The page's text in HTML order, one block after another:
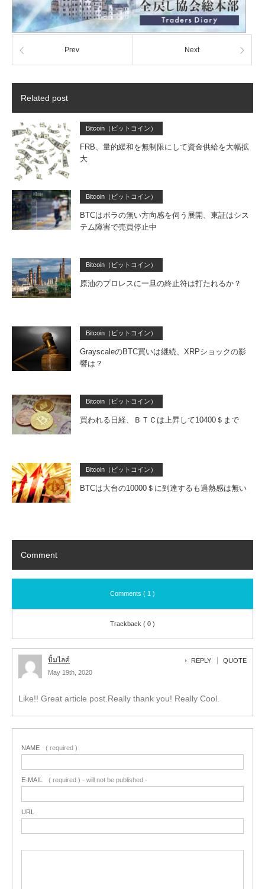
Prev Next
Related post
Bitcoin（ビットコイン）
FRB、量的緩和を無制限にして資金供給を大幅拡
大
Bitcoin（ビットコイン）
BTCはボラの無い方向感を伺う展開、東証はシス
テム障害で売買停止中
Bitcoin（ビットコイン）
原油のプロレスに一旦の終止符は打たれるか？
Bitcoin（ビットコイン）
GrayscaleのBTC買いは継続、XRPショックの影
響は？
Bitcoin（ビットコイン）
買われる日経、ＢＴＣは上昇して10400＄まで
Bitcoin（ビットコイン）
BTCは大台の10000＄に到達するも過熱感は無い
Comment
Comments ( 1 )
Trackback ( 0 )
ปั้มไลค์
May 19th, 2020
REPLY QUOTE
Like!! Great article post.Really thank you! Really Cool.
NAME ( required )
E-MAIL ( required ) - will not be published -
URL